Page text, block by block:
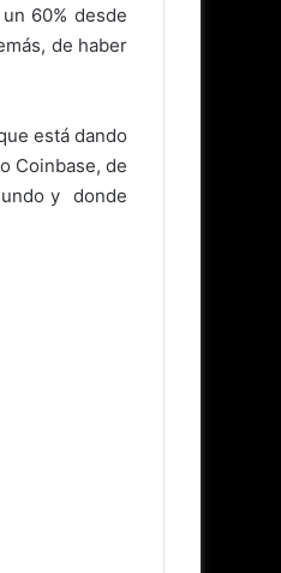
60% desde
de haber
está dando
Coinbase, de
y donde